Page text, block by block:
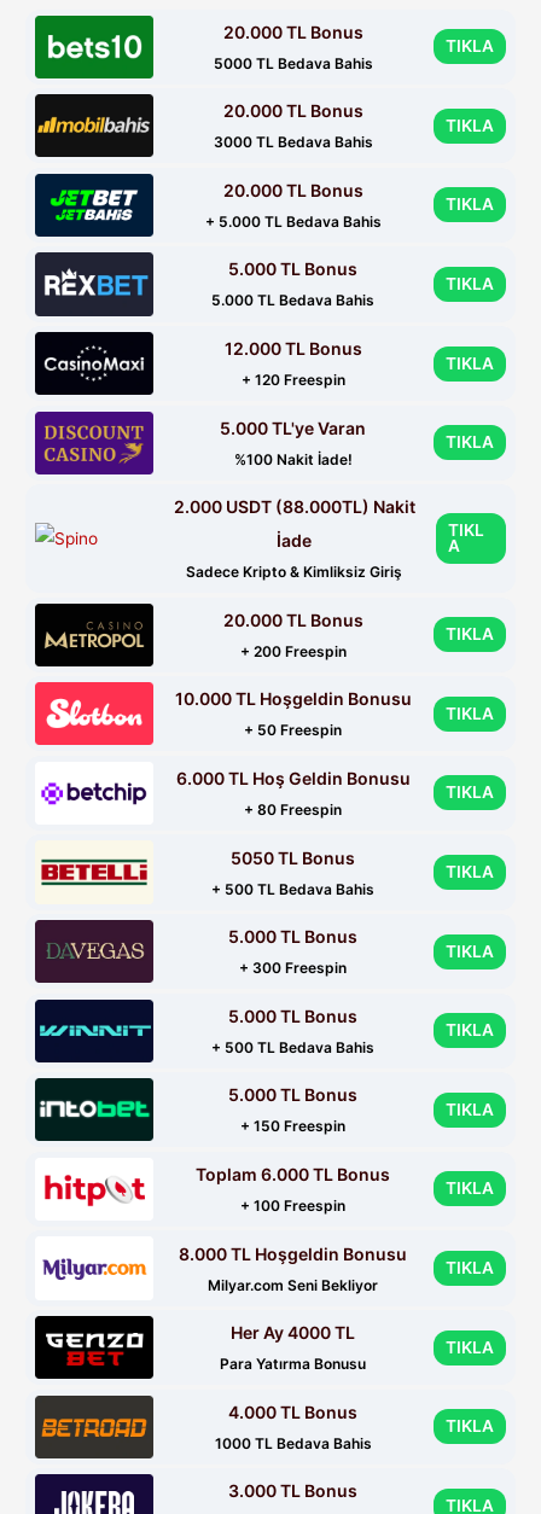
20.000 TL Bonus
5000 TL Bedava Bahis
TIKLA
20.000 TL Bonus
3000 TL Bedava Bahis
TIKLA
20.000 TL Bonus
+ 5.000 TL Bedava Bahis
TIKLA
5.000 TL Bonus
5.000 TL Bedava Bahis
TIKLA
12.000 TL Bonus
+ 120 Freespin
TIKLA
5.000 TL'ye Varan
%100 Nakit İade!
TIKLA
2.000 USDT (88.000TL) Nakit
İade
Sadece Kripto & Kimliksiz Giriş
TIKL
A
20.000 TL Bonus
+ 200 Freespin
TIKLA
10.000 TL Hoşgeldin Bonusu
+ 50 Freespin
TIKLA
6.000 TL Hoş Geldin Bonusu
+ 80 Freespin
TIKLA
5050 TL Bonus
+ 500 TL Bedava Bahis
TIKLA
5.000 TL Bonus
+ 300 Freespin
TIKLA
5.000 TL Bonus
+ 500 TL Bedava Bahis
TIKLA
5.000 TL Bonus
+ 150 Freespin
TIKLA
Toplam 6.000 TL Bonus
+ 100 Freespin
TIKLA
8.000 TL Hoşgeldin Bonusu
Milyar.com Seni Bekliyor
TIKLA
Her Ay 4000 TL
Para Yatırma Bonusu
TIKLA
4.000 TL Bonus
1000 TL Bedava Bahis
TIKLA
3.000 TL Bonus
TIKLA